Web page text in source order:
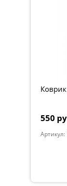
550
Артикул: